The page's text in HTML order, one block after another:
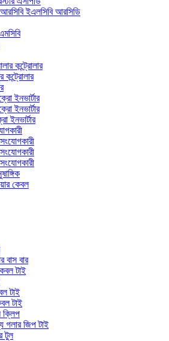
ইএলসিবি আরসিডি
কন্ট্রোলার
কন্ট্রোলার
ইনভার্টার
ইনভার্টার
ইনভার্টার
কেবল
বাস বার
টাই
টাই
টাই
ক্লিপ
গলার জিপ টাই
টুল